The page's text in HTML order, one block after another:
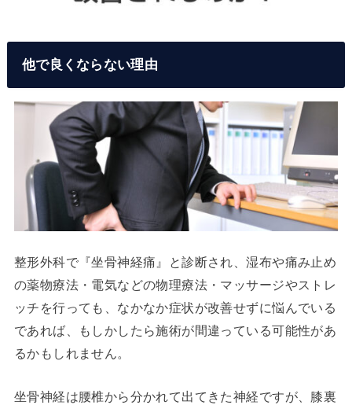
他で良くならない理由
整形外科で『坐骨神経痛』と診断され、湿布や痛み止め
の薬物療法・電気などの物理療法・マッサージやストレ
ッチを行っても、なかなか症状が改善せずに悩んでいる
であれば、もしかしたら施術が間違っている可能性があ
るかもしれません。
坐骨神経は腰椎から分かれて出てきた神経ですが、膝裏